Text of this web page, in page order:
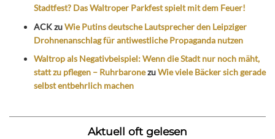
Stadtfest? Das Waltroper Parkfest spielt mit dem Feuer!
ACKzuWie Putins deutsche Lautsprecher den Leipziger
Drohnenanschlag für antiwestliche Propaganda nutzen
Waltrop als Negativbeispiel: Wenn die Stadt nur noch mäht,
statt zu pflegen – RuhrbaronezuWie viele Bäcker sich gerade
selbst entbehrlich machen
Aktuell oft gelesen